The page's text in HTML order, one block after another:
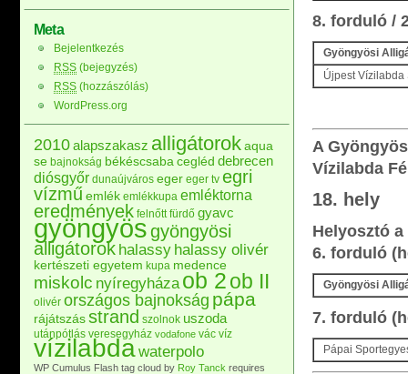
8. forduló /
Gyöngyösi
Újpest
A
Vízilabda
18. hely
Helyosztó
6. forduló
Gyöngyösi
7. forduló
Pápai
Meta
Bejelentkezés
RSS (bejegyzés)
RSS (hozzászólás)
WordPress.org
2010alapszakasz alligátorokaqua
se bajnokság békéscsaba cegléd debrecen
diósgyőr dunaújváros eger eger tv egri
vízműemlék emlékkupa emléktorna
eredmények felnőtt fürdő gyavc
gyöngyösgyöngyösi
alligátorok halassy halassy olivér
kertészeti egyetem kupa medence
miskolc nyíregyháza ob 2ob II
olivér országos bajnokság pápa
rájátszás strand szolnok uszoda
utánpótlás veresegyház vodafone vác víz
vízilabdawaterpolo
WP Cumulus Flash tag cloud by Roy Tanck requires